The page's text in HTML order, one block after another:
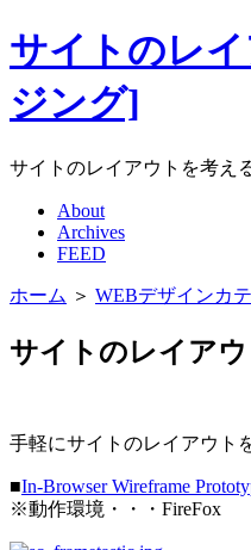
サイトのレ
ジング]
サイトのレイアウトを考え
About
Archives
FEED
ホーム ＞ WEBデザインカ
サイトのレイア
手軽にサイトのレイアウト
■In-Browser Wireframe
※動作環境・・・FireFox